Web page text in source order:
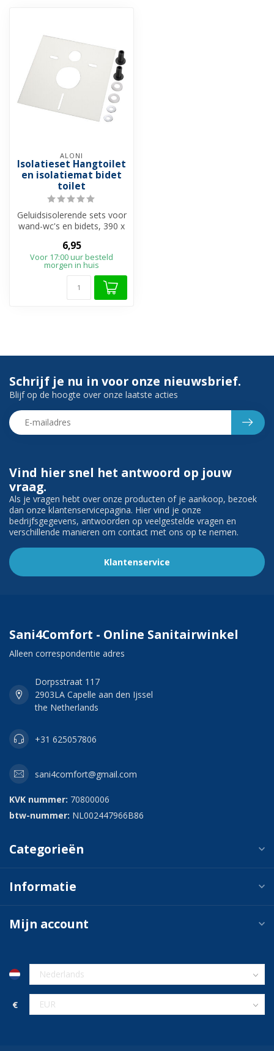
ALONI
Isolatieset Hangtoilet
en isolatiemat bidet
toilet
Geluidsisolerende sets voor
wand-wc's en bidets, 390 x
6,95
Voor 17:00 uur besteld
morgen in huis
Vind hier snel het antwoord op jouw
vraag.
Als je vragen hebt over onze producten of je aankoop, bezoek
dan onze klantenservicepagina. Hier vind je onze
bedrijfsgegevens, antwoorden op veelgestelde vragen en
verschillende manieren om contact met ons op te nemen.
Klantenservice
Schrijf je nu in voor onze nieuwsbrief.
Blijf op de hoogte over onze laatste acties
Sani4Comfort - Online Sanitairwinkel
Alleen correspondentie adres
Dorpsstraat 117
2903LA Capelle aan den Ijssel
the Netherlands
+31 625057806
sani4comfort@gmail.com
KVK nummer: 70800006
btw-nummer: NL002447966B86
Categorieën
Informatie
Mijn account
€